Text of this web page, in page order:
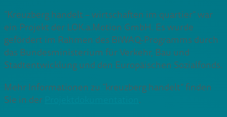
“Kreuzberg handelt – wirtschaften im quartier” war
ein Projekt der LOK.a.Motion GmbH. Es wurde
gefördert im Rahmen des BIWAQ-Programms durch
das Bundesministerium für Verkehr, Bau und
Stadtentwicklung und den Europäischen Sozialfonds.
Mehr Informationen zu “kreuzberg handelt” finden
Sie in der
.